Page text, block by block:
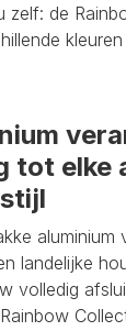
zelf: de
tot elke
aluminium
landelijke
volledig